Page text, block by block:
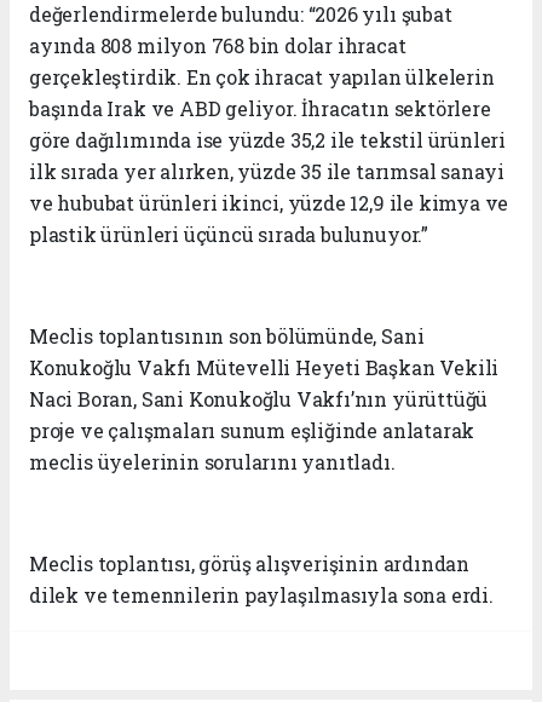
değerlendirmelerde bulundu: “2026 yılı şubat
ayında 808 milyon 768 bin dolar ihracat
gerçekleştirdik. En çok ihracat yapılan ülkelerin
başında Irak ve ABD geliyor. İhracatın sektörlere
göre dağılımında ise yüzde 35,2 ile tekstil ürünleri
ilk sırada yer alırken, yüzde 35 ile tarımsal sanayi
ve hububat ürünleri ikinci, yüzde 12,9 ile kimya ve
plastik ürünleri üçüncü sırada bulunuyor.”
Meclis toplantısının son bölümünde, Sani
Konukoğlu Vakfı Mütevelli Heyeti Başkan Vekili
Naci Boran, Sani Konukoğlu Vakfı’nın yürüttüğü
proje ve çalışmaları sunum eşliğinde anlatarak
meclis üyelerinin sorularını yanıtladı.
Meclis toplantısı, görüş alışverişinin ardından
dilek ve temennilerin paylaşılmasıyla sona erdi.